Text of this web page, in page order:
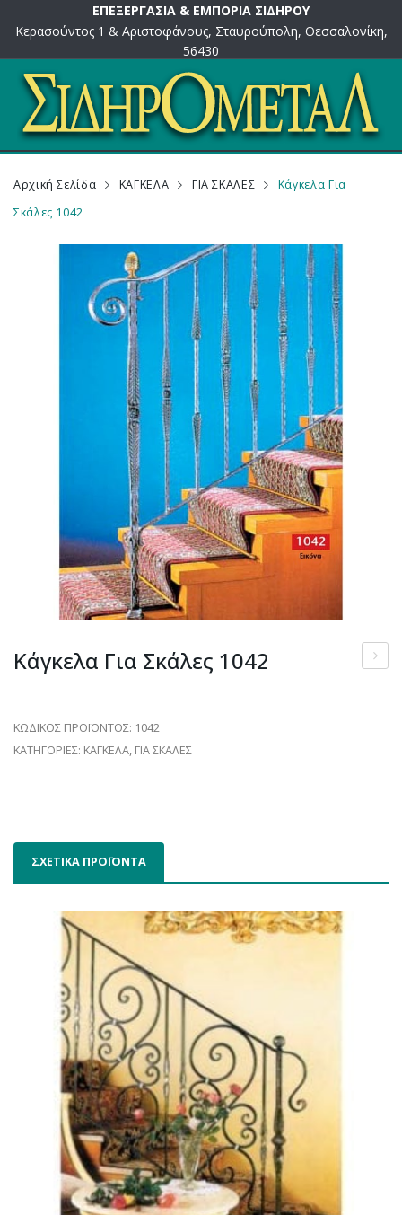
ΕΠΕΞΕΡΓΑΣΙΑ & ΕΜΠΟΡΙΑ ΣΙΔΗΡΟΥ
Κερασούντος 1 & Αριστοφάνους, Σταυρούπολη, Θεσσαλονίκη,
56430
Αρχική Σελίδα ΚΑΓΚΕΛΑ ΓΙΑ ΣΚΑΛΕΣ
Κάγκελα Για
Σκάλες 1042
Κάγκελα Για Σκάλες 1042
ΚΩΔΙΚΟΣ ΠΡΟΪΟΝΤΟΣ: 1042
ΚΑΤΗΓΟΡΙΕΣ: ΚΑΓΚΕΛΑ, ΓΙΑ ΣΚΑΛΕΣ
ΣΧΕΤΙΚΑ ΠΡΟΪΟΝΤΑ